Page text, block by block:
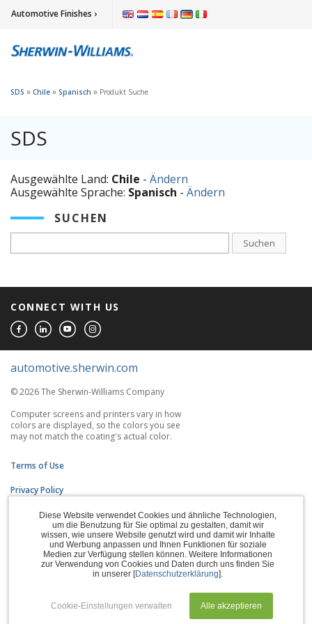
Automotive Finishes ›
SDS » Chile » Spanisch » Produkt Suche
SDS
Ausgewählte Land: Chile - Ändern
Ausgewählte Sprache: Spanisch - Ändern
SUCHEN
Suchen
CONNECT WITH US
automotive.sherwin.com
© 2026 The Sherwin-Williams Company
Computer screens and printers vary in how
colors are displayed, so the colors you see
may not match the coating's actual color.
Terms of Use
Privacy Policy
Accessibility Statement
CA Supply Chains Act
Do Not Sell My Information
Manage Cookies
Diese Website verwendet Cookies und ähnliche Technologien,
um die Benutzung für Sie optimal zu gestalten, damit wir
wissen, wie unsere Website genutzt wird und damit wir Inhalte
und Werbung anpassen und Ihnen Funktionen für soziale
Medien zur Verfügung stellen können. Weitere Informationen
zur Verwendung von Cookies und Daten durch uns finden Sie
in unserer [Datenschutzerklärung].
Cookie-Einstellungen verwalten Alle akzeptieren